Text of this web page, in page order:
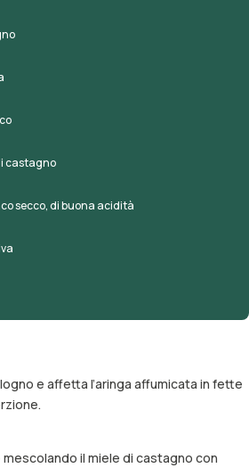
castagno
secco, di buona acidità
e affetta l’aringa affumicata in fette
il miele di castagno con